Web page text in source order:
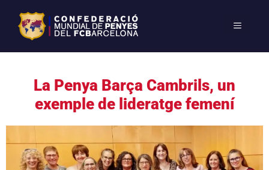
La Penya Barça Cambrils, un
exemple de lideratge femení